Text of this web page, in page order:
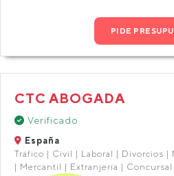
PIDE
CTC ABOGADA
Verificado
España
Tráfico | Civil | Laboral | Divorcios |
| Mercantil | Extranjería | Concursal